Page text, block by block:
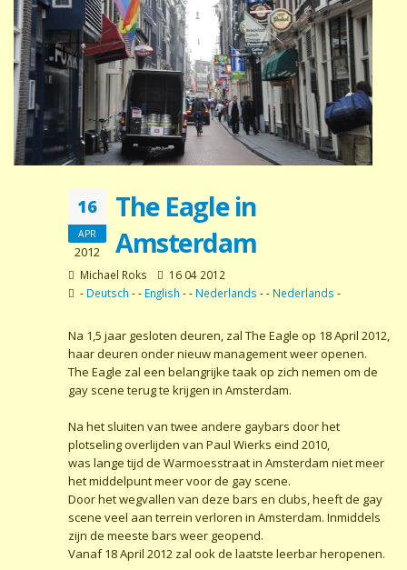
16
APR
2012
The Eagle in
Amsterdam
Michael Roks
16 04 2012
- Deutsch - - English - - Nederlands - - Nederlands -
Na 1,5 jaar gesloten deuren, zal The Eagle op 18 April 2012,
haar deuren onder nieuw management weer openen.
The Eagle zal een belangrijke taak op zich nemen om de
gay scene terug te krijgen in Amsterdam.
Na het sluiten van twee andere gaybars door het
plotseling overlijden van Paul Wierks eind 2010,
was lange tijd de Warmoesstraat in Amsterdam niet meer
het middelpunt meer voor de gay scene.
Door het wegvallen van deze bars en clubs, heeft de gay
scene veel aan terrein verloren in Amsterdam. Inmiddels
zijn de meeste bars weer geopend.
Vanaf 18 April 2012 zal ook de laatste leerbar heropenen.